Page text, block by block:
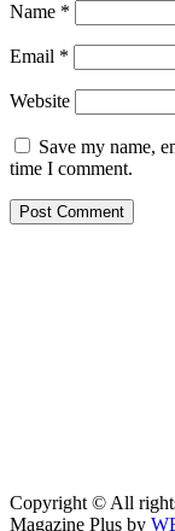
Name *
Email *
Website
Save my name,
time I comment.
Copyright © All
Magazine Plus by